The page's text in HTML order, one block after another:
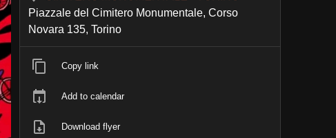
Piazzale del Cimitero Monumentale, Corso
Novara 135, Torino
Copy link
Add to calendar
Download flyer